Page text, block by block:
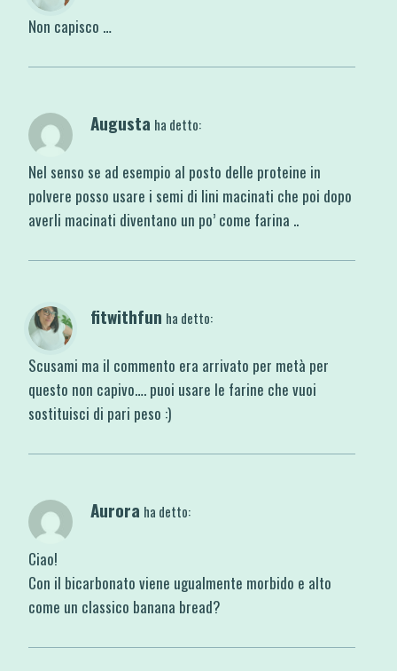
Non capisco …
Augusta ha detto:
Nel senso se ad esempio al posto delle proteine in
polvere posso usare i semi di lini macinati che poi dopo
averli macinati diventano un po’ come farina ..
fitwithfun ha detto:
Scusami ma il commento era arrivato per metà per
questo non capivo…. puoi usare le farine che vuoi
sostituisci di pari peso :)
Aurora ha detto:
Ciao!
Con il bicarbonato viene ugualmente morbido e alto
come un classico banana bread?